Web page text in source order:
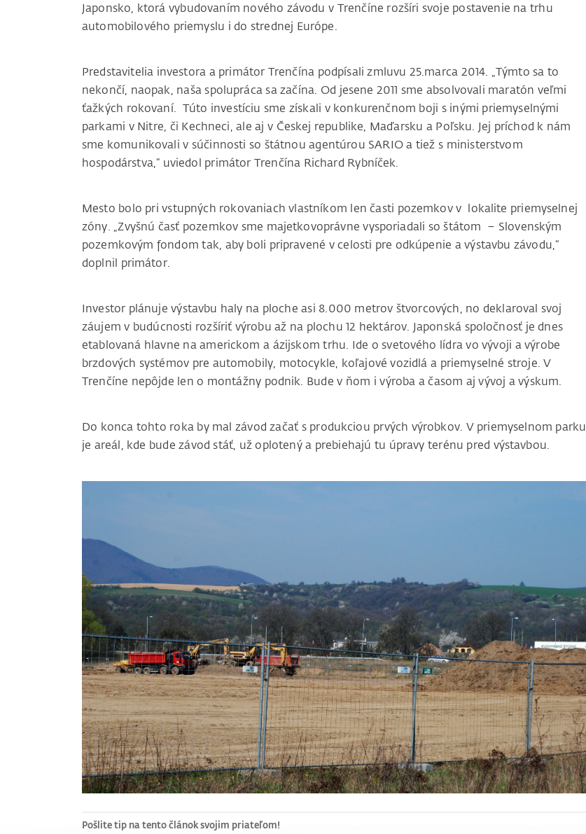
Japonsko, ktorá vybudovaním nového závodu v Trenčíne rozšíri svoje postavenie na trhu
automobilového priemyslu i do strednej Európe.
Predstavitelia investora a primátor Trenčína podpísali zmluvu 25.marca 2014. „Týmto sa to
nekončí, naopak, naša spolupráca sa začína. Od jesene 2011 sme absolvovali maratón veľmi
ťažkých rokovaní. Túto investíciu sme získali v konkurenčnom boji s inými priemyselnými
parkami v Nitre, či Kechneci, ale aj v Českej republike, Maďarsku a Poľsku. Jej príchod k nám
sme komunikovali v súčinnosti so štátnou agentúrou SARIO a tiež s ministerstvom
hospodárstva,“ uviedol primátor Trenčína Richard Rybníček.
Mesto bolo pri vstupných rokovaniach vlastníkom len časti pozemkov v lokalite priemyselnej
zóny. „Zvyšnú časť pozemkov sme majetkovoprávne vysporiadali so štátom – Slovenským
pozemkovým fondom tak, aby boli pripravené v celosti pre odkúpenie a výstavbu závodu,“
doplnil primátor.
Investor plánuje výstavbu haly na ploche asi 8.000 metrov štvorcových, no deklaroval svoj
záujem v budúcnosti rozšíriť výrobu až na plochu 12 hektárov. Japonská spoločnosť je dnes
etablovaná hlavne na americkom a ázijskom trhu. Ide o svetového lídra vo vývoji a výrobe
brzdových systémov pre automobily, motocykle, koľajové vozidlá a priemyselné stroje. V
Trenčíne nepôjde len o montážny podnik. Bude v ňom i výroba a časom aj vývoj a výskum.
Do konca tohto roka by mal závod začať s produkciou prvých výrobkov. V priemyselnom parku
je areál, kde bude závod stáť, už oplotený a prebiehajú tu úpravy terénu pred výstavbou.
Pošlite tip na tento článok svojim priateľom!